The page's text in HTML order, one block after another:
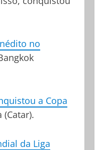
no
a Copa
da Liga